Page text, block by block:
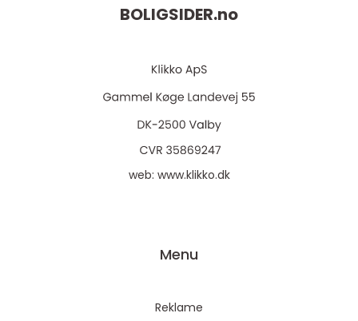
BOLIGSIDER.no
web: www.klikko.dk
Menu
Reklame